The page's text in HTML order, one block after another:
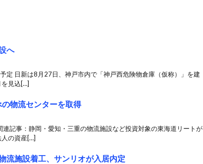
へ
定 日新は8月27日、神戸市内で「神戸西危険物倉庫（仮称）」を建
見込[…]
物流センターを取得
記事：静岡・愛知・三重の物流施設など投資対象の東海道リートが
の資産[…]
流施設着工、サンリオが入居内定